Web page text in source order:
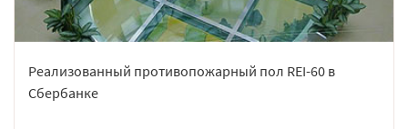
Реализованный противопожарный пол REI-60 в
Сбербанке